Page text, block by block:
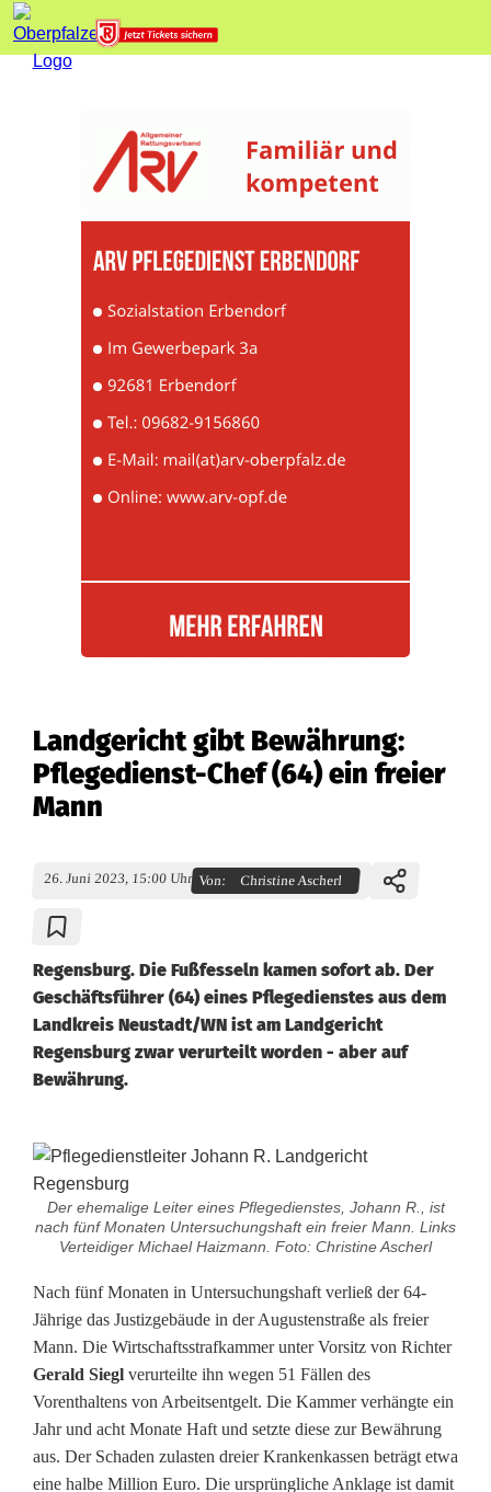
Landgericht gibt Bewährung:
Pflegedienst-Chef (64) ein freier
Mann
26. Juni 2023, 15:00 Uhr Von: Christine Ascherl
Regensburg. Die Fußfesseln kamen sofort ab. Der
Geschäftsführer (64) eines Pflegedienstes aus dem
Landkreis Neustadt/WN ist am Landgericht
Regensburg zwar verurteilt worden - aber auf
Bewährung.
L
d
g
e
r
i
Der ehemalige Leiter eines Pflegedienstes, Johann R., ist
nach fünf Monaten Untersuchungshaft ein freier Mann. Links
Verteidiger Michael Haizmann. Foto: Christine Ascherl
Nach fünf Monaten in Untersuchungshaft verließ der 64-
Jährige das Justizgebäude in der Augustenstraße als freier
Mann. Die Wirtschaftsstrafkammer unter Vorsitz von Richter
Gerald Siegl verurteilte ihn wegen 51 Fällen des
Vorenthaltens von Arbeitsentgelt. Die Kammer verhängte ein
Jahr und acht Monate Haft und setzte diese zur Bewährung
aus. Der Schaden zulasten dreier Krankenkassen beträgt etwa
eine halbe Million Euro. Die ursprüngliche Anklage ist damit